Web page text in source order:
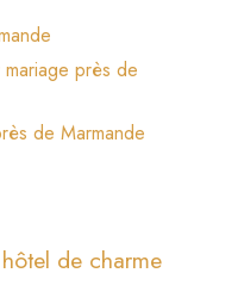
près de
de Marmande
de charme